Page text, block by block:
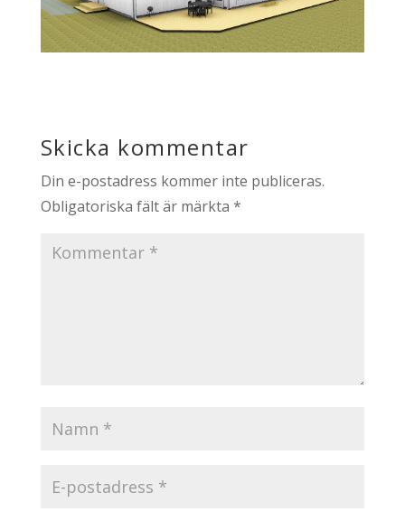
Skicka kommentar
Din e-postadress kommer inte publiceras.
Obligatoriska fält är märkta *